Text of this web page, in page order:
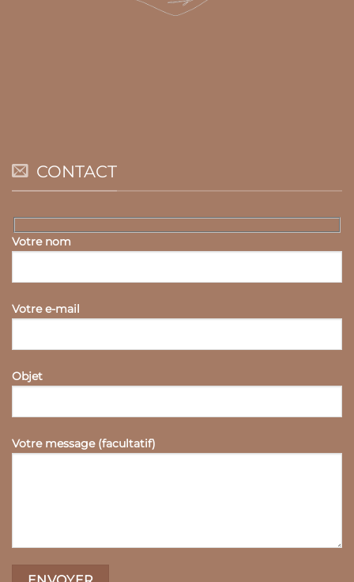
CONTACT
Votre nom
Votre e-mail
Objet
Votre message (facultatif)